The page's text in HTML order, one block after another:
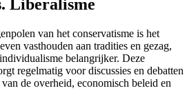
Liberalisme
van het conservatisme is het
vasthouden aan tradities en gezag,
belangrijker. Deze
regelmatig voor discussies en debatten
de overheid, economisch beleid en